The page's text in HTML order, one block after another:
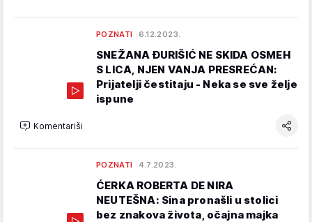
POZNATI 6.12.2023.
SNEŽANA ĐURIŠIĆ NE SKIDA OSMEH
S LICA, NJEN VANJA PRESREĆAN:
Prijatelji čestitaju - Neka se sve želje
ispune
Komentariši
POZNATI 4.7.2023.
ĆERKA ROBERTA DE NIRA
NEUTEŠNA: Sina pronašli u stolici
bez znakova života, očajna majka